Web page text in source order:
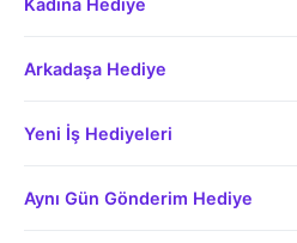
Kadına Hediye
Arkadaşa Hediye
Yeni İş Hediyeleri
Aynı Gün Gönderim Hediye